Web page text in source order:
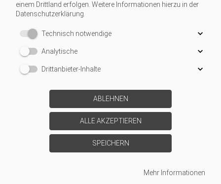
einem Drittland erfolgen. Weitere Informationen hierzu in der
Datenschutzerklärung.
Technisch notwendige
Analytische
Drittanbieter-Inhalte
ABLEHNEN
ALLE AKZEPTIEREN
SPEICHERN
Mehr Informationen